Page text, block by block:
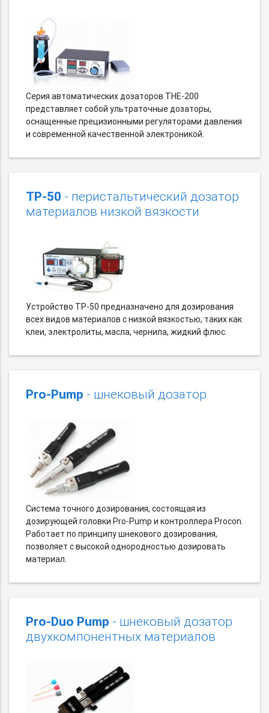
Серия автоматических дозаторов THE-200
представляет собой ультраточные дозаторы,
оснащенные прецизионными регуляторами давления
и современной качественной электроникой.
TP-50 - перистальтический дозатор
материалов низкой вязкости
Устройство TP-50 предназначено для дозирования
всех видов материалов с низкой вязкостью, таких как
клеи, электролиты, масла, чернила, жидкий флюс.
Pro-Pump - шнековый дозатор
Система точного дозирования, состоящая из
дозирующей головки Pro-Pump и контроллера Procon.
Работает по принципу шнекового дозирования,
позволяет с высокой однородностью дозировать
материал.
Pro-Duo Pump - шнековый дозатор
двухкомпонентных материалов